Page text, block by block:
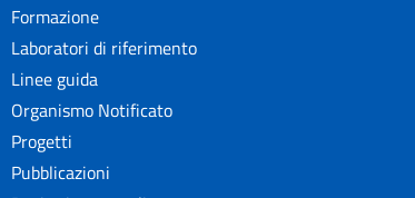
Formazione
Laboratori di riferimento
Linee guida
Organismo Notificato
Progetti
Pubblicazioni